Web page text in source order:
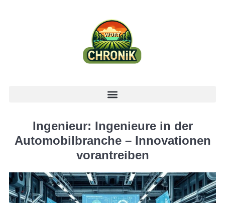
Ingenieur: Ingenieure in der
Automobilbranche – Innovationen
vorantreiben